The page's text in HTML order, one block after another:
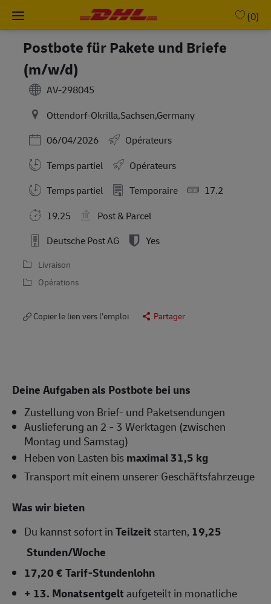
(0)
Postbote für Pakete und Briefe
(m/w/d)
AV-298045
Ottendorf-Okrilla,Sachsen,Germany
Posted Date
06/04/2026
Opérateurs
Temps partiel
Opérateurs
Working Hours
Temps partiel Temporaire
17.2
19.25
Post & Parcel
Deutsche Post AG
Yes
Livraison
Opérations
Copier le lien vers l’emploi Partager
Deine Aufgaben als Postbote bei uns
Zustellung von Brief- und Paketsendungen
Auslieferung an 2 - 3 Werktagen (zwischen
Montag und Samstag)
Heben von Lasten bismaximal 31,5 kg
Transport mit einem unserer Geschäftsfahrzeuge
Was wir bieten
Du kannst sofort inTeilzeit starten, 19,25
Stunden/Woche
17,20 € Tarif-Stundenlohn
+ 13. Monatsentgeltaufgeteilt in monatliche